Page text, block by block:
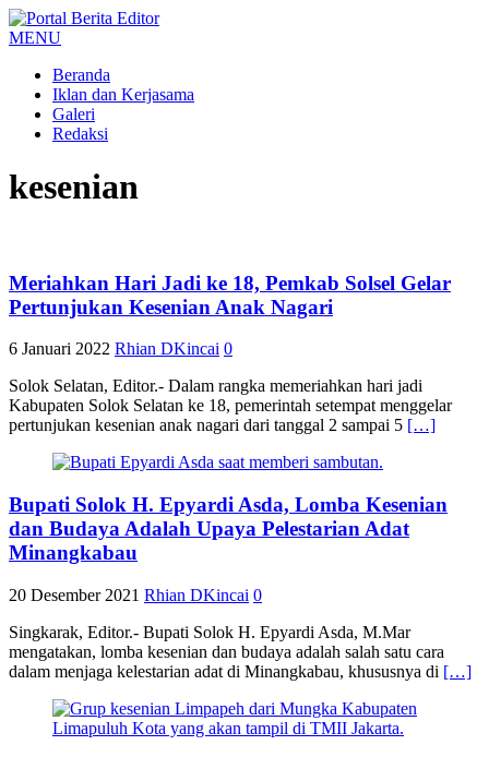
MENU
Beranda
Iklan dan Kerjasama
Galeri
Redaksi
kesenian
Meriahkan Hari Jadi ke 18, Pemkab Solsel Gelar
Pertunjukan Kesenian Anak Nagari
6 Januari 2022 Rhian DKincai 0
Solok Selatan, Editor.- Dalam rangka memeriahkan hari jadi
Kabupaten Solok Selatan ke 18, pemerintah setempat menggelar
pertunjukan kesenian anak nagari dari tanggal 2 sampai 5 […]
Bupati Solok H. Epyardi Asda, Lomba Kesenian
dan Budaya Adalah Upaya Pelestarian Adat
Minangkabau
20 Desember 2021 Rhian DKincai 0
Singkarak, Editor.- Bupati Solok H. Epyardi Asda, M.Mar
mengatakan, lomba kesenian dan budaya adalah salah satu cara
dalam menjaga kelestarian adat di Minangkabau, khususnya di […]